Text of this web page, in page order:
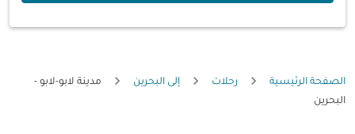
الصفحة الرئيسية رحلات إلى البحرين
مدينة لابو-لابو -
البحرين